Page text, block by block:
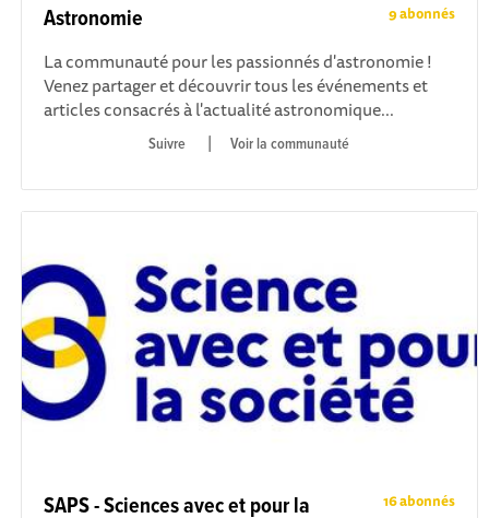
9 abonnés
Astronomie
La communauté pour les passionnés d'astronomie !
Venez partager et découvrir tous les événements et
articles consacrés à l'actualité astronomique...
|
Voir la communauté
16 abonnés
SAPS - Sciences avec et pour la